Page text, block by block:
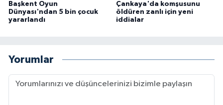
Başkent Oyun
Dünyası'ndan 5 bin çocuk
yararlandı
Çankaya'da komşusunu
öldüren zanlı için yeni
iddialar
Yorumlar